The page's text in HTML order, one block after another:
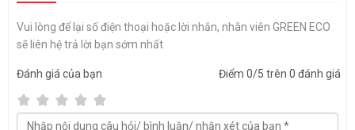
Vui lòng để lại số điện thoại hoặc lời nhắn, nhân viên GREEN ECO
sẽ liên hệ trả lời bạn sớm nhất
Đánh giá của bạn Điểm 0/5 trên 0 đánh giá